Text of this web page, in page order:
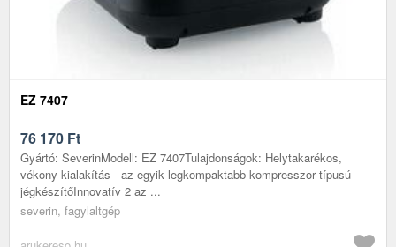
EZ 7407
76 170 Ft
Gyártó: SeverinModell: EZ 7407Tulajdonságok: Helytakarékos,
vékony kialakítás - az egyik legkompaktabb kompresszor típusú
jégkészítőInnovatív 2 az ...
severin, fagylaltgép